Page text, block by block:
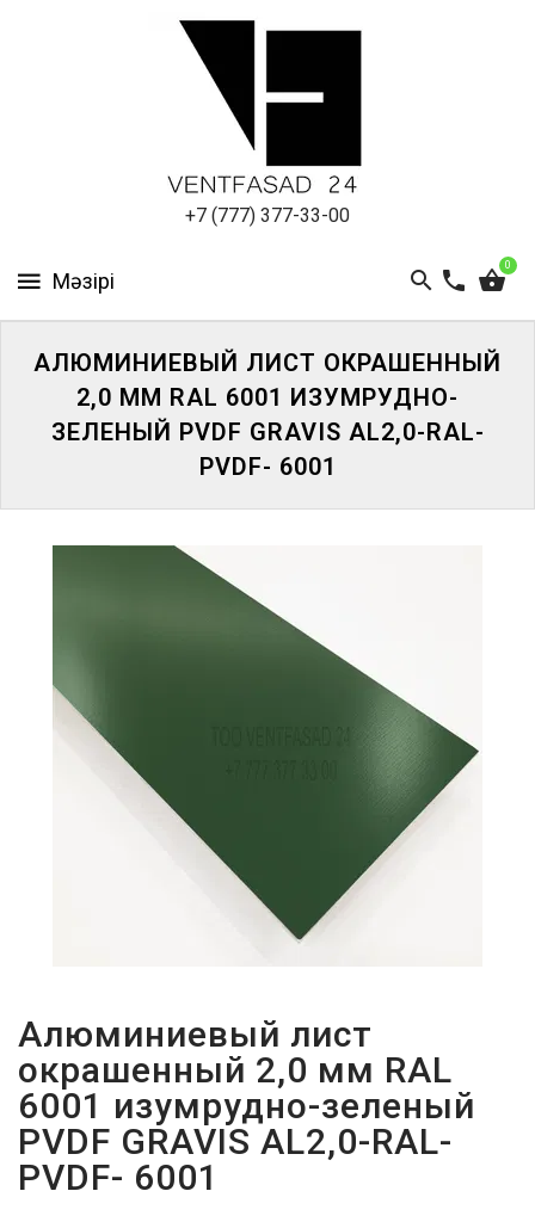
+7 (777) 377-33-00
0
ПАНЕЛИ
АЛЮМИНИЕВЫЙ ЛИСТ ОКРАШЕННЫЙ
2,0 ММ RAL 6001 ИЗУМРУДНО-
ЗЕЛЕНЫЙ PVDF GRAVIS AL2,0-RAL-
PVDF- 6001
Алюминиевый лист
окрашенный 2,0 мм RAL
6001 изумрудно-зеленый
PVDF GRAVIS AL2,0-RAL-
PVDF- 6001